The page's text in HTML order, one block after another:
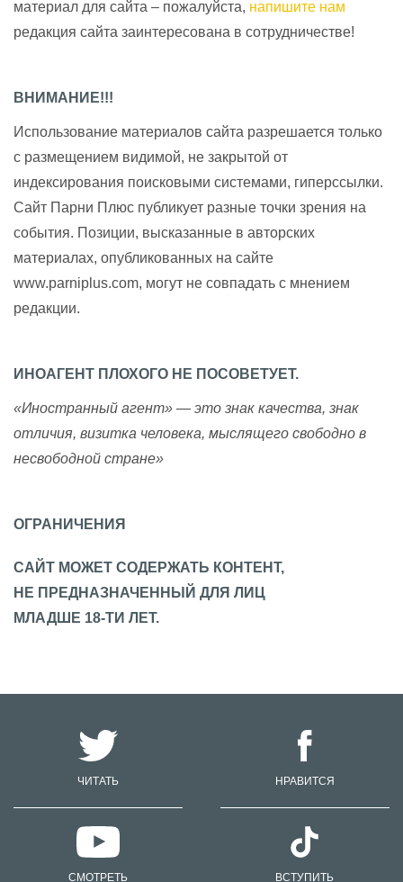
материал для сайта – пожалуйста, напишите нам
редакция сайта заинтересована в сотрудничестве!
ВНИМАНИЕ!!!
Использование материалов сайта разрешается только
с размещением видимой, не закрытой от
индексирования поисковыми системами, гиперссылки.
Сайт Парни Плюс публикует разные точки зрения на
события. Позиции, высказанные в авторских
материалах, опубликованных на сайте
www.parniplus.com, могут не совпадать с мнением
редакции.
ИНОАГЕНТ ПЛОХОГО НЕ ПОСОВЕТУЕТ.
«Иностранный агент» — это знак качества, знак
отличия, визитка человека, мыслящего свободно в
несвободной стране»
ОГРАНИЧЕНИЯ
САЙТ МОЖЕТ СОДЕРЖАТЬ КОНТЕНТ,
НЕ ПРЕДНАЗНАЧЕННЫЙ ДЛЯ ЛИЦ
МЛАДШЕ 18-ТИ ЛЕТ.
ЧИТАТЬ НРАВИТСЯ
СМОТРЕТЬ ВСТУПИТЬ